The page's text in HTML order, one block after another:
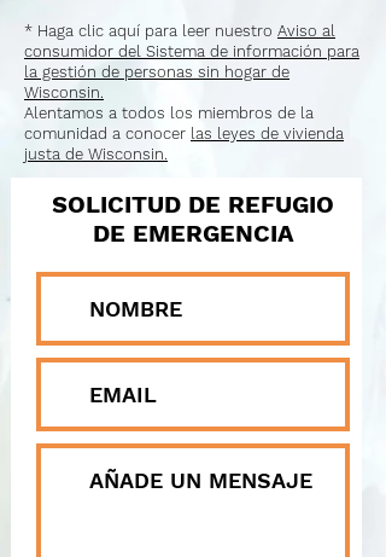
* Haga clic aquí para leer nuestro Aviso al
consumidor del Sistema de información para
la gestión de personas sin hogar de
Wisconsin.
Alentamos a todos los miembros de la
comunidad a conocer las leyes de vivienda
justa de Wisconsin.
SOLICITUD DE REFUGIO
DE EMERGENCIA